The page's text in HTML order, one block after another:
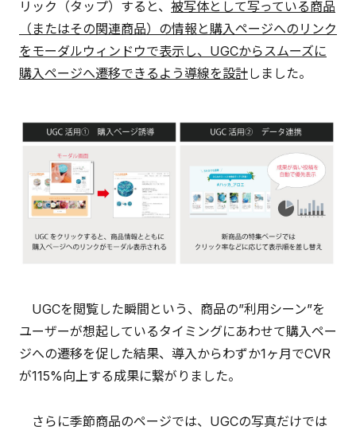
リック（タップ）すると、 被写体として写っている商品
（またはその関連商品）の情報と購入ページへのリンク
をモーダルウィンドウで表示し、UGCからスムーズに
購入ページへ遷移できるよう導線を設計しました。
UGCを閲覧した瞬間という、商品の”利用シーン”を
ユーザーが想起しているタイミングにあわせて購入ペー
ジへの遷移を促した結果、導入からわずか1ヶ月でCVR
が115%向上する成果に繋がりました。
さらに季節商品のページでは、UGCの写真だけでは